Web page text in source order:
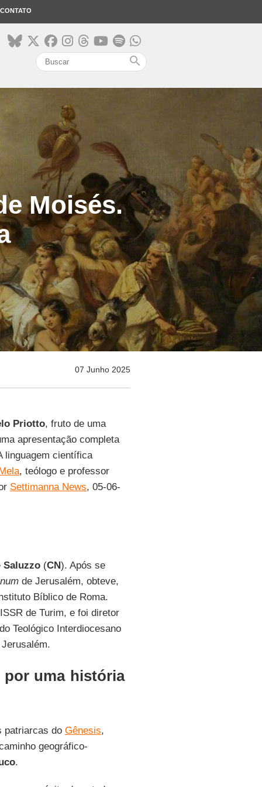
CONTATO
search
Moisés.
07 Junho 2025
Priotto, fruto de uma
apresentação completa
linguagem científica
, teólogo e professor
Settimanna News, 05-06-
Saluzzo(CN). Após se
de Jerusalém, obteve,
Bíblico de Roma.
de Turim, e foi diretor
Teológico Interdiocesano
por uma história
patriarcas do Gênesis,
geográfico-
.